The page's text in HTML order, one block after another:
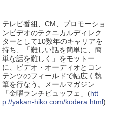
テレビ番組、CM、プロモーショ
ンビデオのテクニカルディレク
ターとして10数年のキャリアを
持ち、「難しい話を簡単に、簡
単な話を難しく」をモットー
に、ビデオ・オーディオとコン
テンツのフィールドで幅広く執
筆を行なう。メールマガジン
「金曜ランチビュッフェ」(htt
p://yakan-hiko.com/kodera.html)